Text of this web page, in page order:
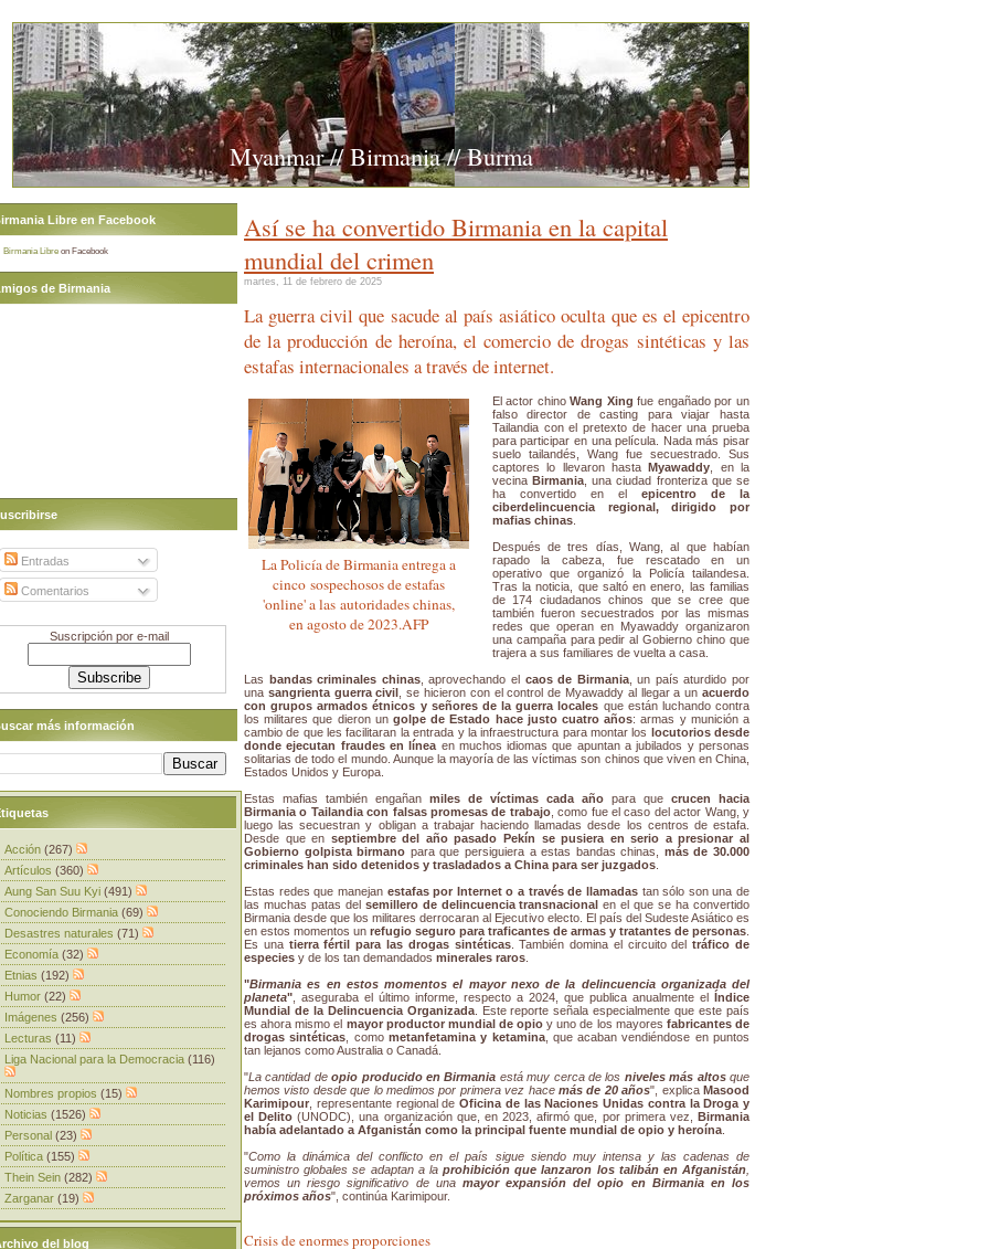
Myanmar // Birmania // Burma
Así se ha convertido Birmania en la capital
mundial del crimen
martes, 11 de febrero de 2025
La guerra civil que sacude al país asiático oculta que es el epicentro
de la producción de heroína, el comercio de drogas sintéticas y las
estafas internacionales a través de internet.
La Policía de Birmania entrega a
cinco sospechosos de estafas
'online' a las autoridades chinas,
en agosto de 2023.AFP
El actor chinoWang Xing fue engañado por un
falso director de casting para viajar hasta
Tailandia con el pretexto de hacer una prueba
para participar en una película. Nada más pisar
suelo tailandés, Wang fue secuestrado. Sus
captores lo llevaron hastaMyawaddy , en la
vecina Birmania , una ciudad fronteriza que se
ha convertido en el epicentro de la
ciberdelincuencia regional, dirigido por
mafias chinas.
Después de tres días, Wang, al que habían
rapado la cabeza, fue rescatado en un
operativo que organizó la Policía tailandesa.
Tras la noticia, que saltó en enero, las familias
de 174 ciudadanos chinos que se cree que
también fueron secuestrados por las mismas
redes que operan en Myawaddy organizaron
una campaña para pedir al Gobierno chino que
trajera a sus familiares de vuelta a casa.
Las bandas criminales chinas, aprovechando el caos de Birmania, un país aturdido por
una sangrienta guerra civil , se hicieron con el control de Myawaddy al llegar a unacuerdo
con grupos armados étnicos y señores de la guerra locales que están luchando contra
los militares que dieron un golpe de Estado hace justo cuatro años: armas y munición a
cambio de que les facilitaran la entrada y la infraestructura para montar los locutorios desde
donde ejecutan fraudes en línea en muchos idiomas que apuntan a jubilados y personas
solitarias de todo el mundo. Aunque la mayoría de las víctimas son chinos que viven en China,
Estados Unidos y Europa.
Estas mafias también engañan miles de víctimas cada año para que crucen hacia
Birmania o Tailandia con falsas promesas de trabajo, como fue el caso del actor Wang, y
luego las secuestran y obligan a trabajar haciendo llamadas desde los centros de estafa.
Desde que en septiembre del año pasado Pekín se pusiera en serio a presionar al
Gobierno golpista birmano para que persiguiera a estas bandas chinas, más de 30.000
criminales han sido detenidos y trasladados a China para ser juzgados
Estas redes que manejan estafas por Internet o a través de llamadastan sólo son una de
las muchas patas del semillero de delincuencia transnacional en el que se ha convertido
Birmania desde que los militares derrocaran al Ejecutivo electo. El país del Sudeste Asiático es
en estos momentos un refugio seguro para traficantes de armas y tratantes de personas
Es una tierra fértil para las drogas sintéticas. También domina el circuito deltráfico de
especies y de los tan demandados minerales raros
"Birmania es en estos momentos el mayor nexo de la delincuencia organizada del
planeta" , aseguraba el último informe, respecto a 2024, que publica anualmente el Índice
Mundial de la Delincuencia Organizada. Este reporte señala especialmente que este país
es ahora mismo el mayor productor mundial de opio y uno de los mayores fabricantes de
drogas sintéticas , como metanfetamina y ketamina, que acaban vendiéndose en puntos
tan lejanos como Australia o Canadá.
"La cantidad deopio producido en Birmania está muy cerca de los niveles más altosque
hemos visto desde que lo medimos por primera vez hace más de 20 años", explicaMasood
Karimipour , representante regional de Oficina de las Naciones Unidas contra la Droga y
el Delito (UNODC), una organización que, en 2023, afirmó que, por primera vez,Birmania
había adelantado a Afganistán como la principal fuente mundial de opio y heroína
"Como la dinámica del conflicto en el país sigue siendo muy intensa y las cadenas de
suministro globales se adaptan a la prohibición que lanzaron los talibán en Afganistán
vemos un riesgo significativo de una mayor expansión del opio en Birmania en los
próximos años", continúa Karimipour.
Crisis de enormes proporciones
Libre en Facebook
Birmania Libre on Facebook
de Birmania
Entradas
Comentarios
Suscripción por e-mail
más información
Acción (267)
Artículos (360)
Aung San Suu Kyi (491)
Conociendo Birmania (69)
Desastres naturales (71)
Economía (32)
Etnias (192)
Humor (22)
Imágenes (256)
Lecturas (11)
Liga Nacional para la Democracia (116)
Nombres propios (15)
Noticias (1526)
Personal (23)
Política (155)
Thein Sein (282)
Zarganar (19)
del blog